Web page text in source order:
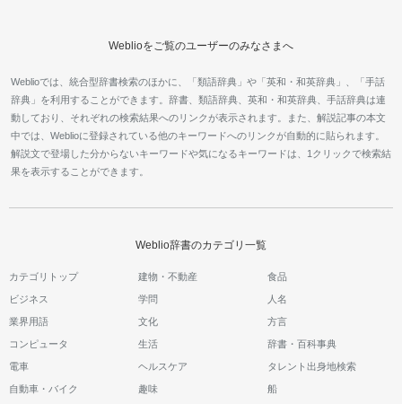
Weblioをご覧のユーザーのみなさまへ
Weblioでは、統合型辞書検索のほかに、「類語辞典」や「英和・和英辞典」、「手話
辞典」を利用することができます。辞書、類語辞典、英和・和英辞典、手話辞典は連
動しており、それぞれの検索結果へのリンクが表示されます。また、解説記事の本文
中では、Weblioに登録されている他のキーワードへのリンクが自動的に貼られます。
解説文で登場した分からないキーワードや気になるキーワードは、1クリックで検索結
果を表示することができます。
Weblio辞書のカテゴリ一覧
カテゴリトップ 建物・不動産 食品
ビジネス 学問 人名
業界用語 文化 方言
コンピュータ 生活 辞書・百科事典
電車 ヘルスケア タレント出身地検索
自動車・バイク 趣味 船